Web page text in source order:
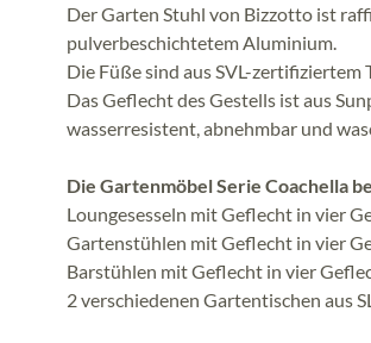
Der Garten Stuhl von Bizzotto ist
pulverbeschichtetem Aluminium.
Die Füße sind aus SVL-
Das Geflecht des Gestells ist aus
wasserresistent, abnehmbar und
Die Gartenmöbel Serie Coachella
Loungesesseln mit Geflecht in vier
Gartenstühlen mit Geflecht in vier
Barstühlen mit Geflecht in vier
2 verschiedenen Gartentischen aus